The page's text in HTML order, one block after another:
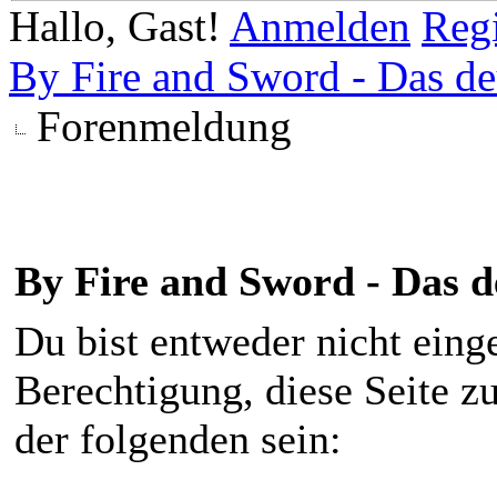
Hallo, Gast! Anmelden
By Fire and Sword - Das
Forenmeldung
By Fire and Sword - Das
Du bist entweder nicht
Berechtigung, diese Seite
der folgenden sein: